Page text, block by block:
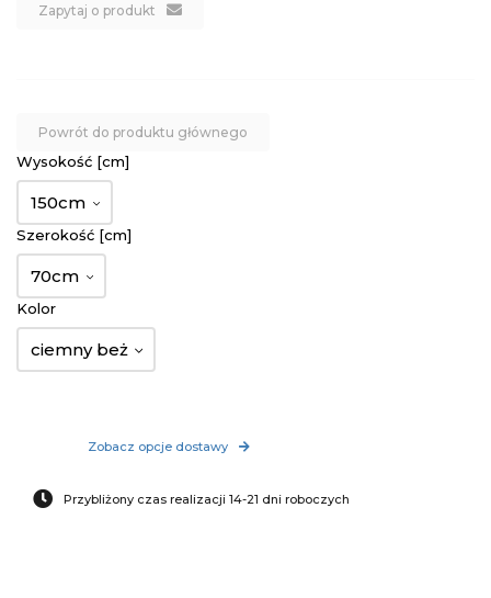
Zapytaj o produkt
Powrót do produktu głównego
Wysokość [cm]
150cm
Szerokość [cm]
70cm
Kolor
ciemny beż
Zobacz opcje dostawy
Przybliżony czas realizacji 14-21 dni roboczych